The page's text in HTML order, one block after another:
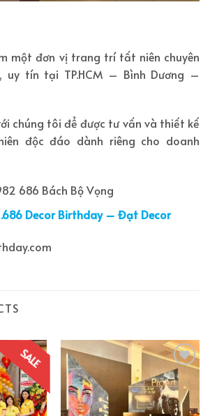
một đơn vị trang trí tất niên chuyên
uy tín tại TP.HCM – Bình Dương –
chúng tôi để được tư vấn và thiết kế
độc đáo dành riêng cho doanh
686 Bách Bộ Vọng
Decor Birthday – Đạt Decor
SALE
THÊM
VÀO
THÊM
VÀO